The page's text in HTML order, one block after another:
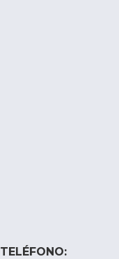
TELÉFONO: